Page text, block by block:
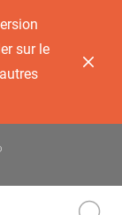
sur le